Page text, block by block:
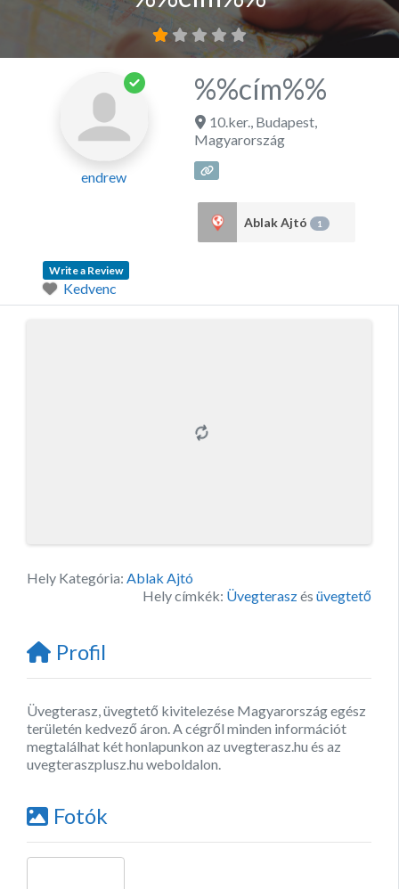
endrew
%%cím%%
10.ker., Budapest,
Magyarország
Ablak Ajtó 1
Write a Review
Kedvenc
Hely Kategória: Ablak Ajtó
Hely címkék: Üvegteraszés üvegtető
Profil
Üvegterasz, üvegtető kivitelezése Magyarország egész
területén kedvező áron. A cégről minden információt
megtalálhat két honlapunkon az uvegterasz.hu és az
uvegteraszplusz.hu weboldalon.
Fotók